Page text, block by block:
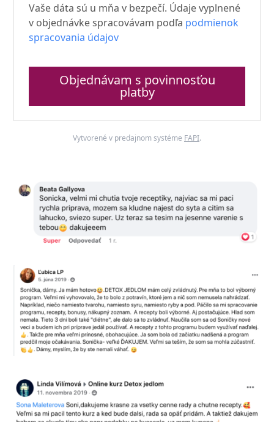
Vaše dáta sú u mňa v bezpečí. Údaje vyplnené
v objednávke spracovávam podľa podmienok
spracovania údajov
Objednávam s povinnosťou
platby
Vytvorené v predajnom systéme FAPI.